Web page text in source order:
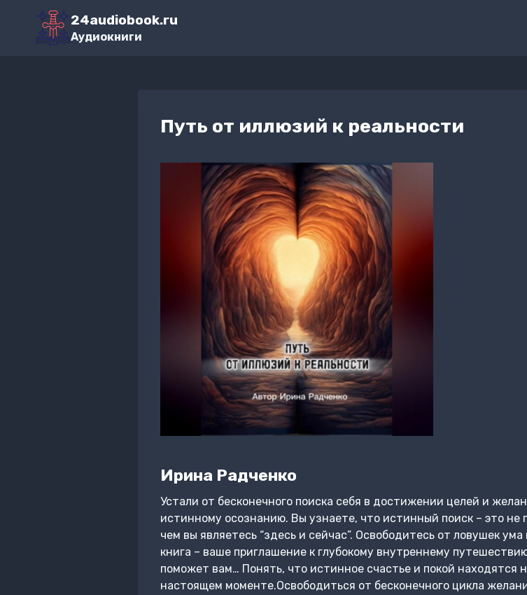
Перейти
содержимому
24audiobook.ru
Аудиокниги
Путь от иллюзий к реальности
Ирина Радченко
Устали от бесконечного поиска себя в достижении целей и
истинному осознанию. Вы узнаете, что истинный поиск – это не
чем вы являетесь “здесь и сейчас”. Освободитесь от ловушек
книга – ваше приглашение к глубокому внутреннему
поможет вам… Понять, что истинное счастье и покой находятся
настоящем моменте.Освободиться от бесконечного цикла